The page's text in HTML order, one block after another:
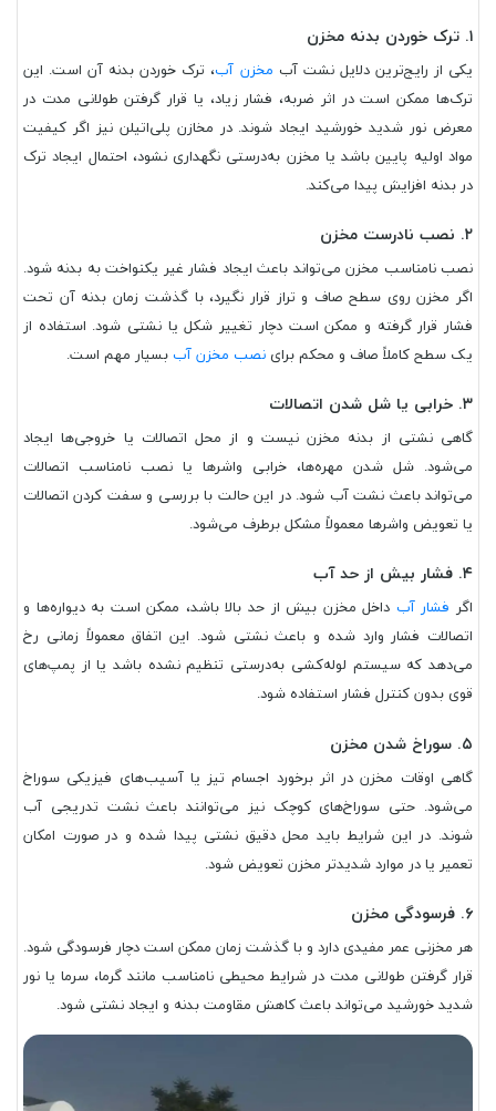
۱. ترک خوردن بدنه مخزن
یکی از رایج‌ترین دلایل نشت آب مخزن آب، ترک خوردن بدنه آن است. این
ترک‌ها ممکن است در اثر ضربه، فشار زیاد، یا قرار گرفتن طولانی مدت در
معرض نور شدید خورشید ایجاد شوند. در مخازن پلی‌اتیلن نیز اگر کیفیت
مواد اولیه پایین باشد یا مخزن به‌درستی نگهداری نشود، احتمال ایجاد ترک
در بدنه افزایش پیدا می‌کند.
۲. نصب نادرست مخزن
نصب نامناسب مخزن می‌تواند باعث ایجاد فشار غیر یکنواخت به بدنه شود.
اگر مخزن روی سطح صاف و تراز قرار نگیرد، با گذشت زمان بدنه آن تحت
فشار قرار گرفته و ممکن است دچار تغییر شکل یا نشتی شود. استفاده از
یک سطح کاملاً صاف و محکم برای نصب مخزن آببسیار مهم است.
۳. خرابی یا شل شدن اتصالات
گاهی نشتی از بدنه مخزن نیست و از محل اتصالات یا خروجی‌ها ایجاد
می‌شود. شل شدن مهره‌ها، خرابی واشرها یا نصب نامناسب اتصالات
می‌تواند باعث نشت آب شود. در این حالت با بررسی و سفت کردن اتصالات
یا تعویض واشرها معمولاً مشکل برطرف می‌شود.
۴. فشار بیش از حد آب
اگر فشار آب داخل مخزن بیش از حد بالا باشد، ممکن است به دیواره‌ها و
اتصالات فشار وارد شده و باعث نشتی شود. این اتفاق معمولاً زمانی رخ
می‌دهد که سیستم لوله‌کشی به‌درستی تنظیم نشده باشد یا از پمپ‌های
قوی بدون کنترل فشار استفاده شود.
۵. سوراخ شدن مخزن
گاهی اوقات مخزن در اثر برخورد اجسام تیز یا آسیب‌های فیزیکی سوراخ
می‌شود. حتی سوراخ‌های کوچک نیز می‌توانند باعث نشت تدریجی آب
شوند. در این شرایط باید محل دقیق نشتی پیدا شده و در صورت امکان
تعمیر یا در موارد شدیدتر مخزن تعویض شود.
۶. فرسودگی مخزن
هر مخزنی عمر مفیدی دارد و با گذشت زمان ممکن است دچار فرسودگی شود.
قرار گرفتن طولانی مدت در شرایط محیطی نامناسب مانند گرما، سرما یا نور
شدید خورشید می‌تواند باعث کاهش مقاومت بدنه و ایجاد نشتی شود.